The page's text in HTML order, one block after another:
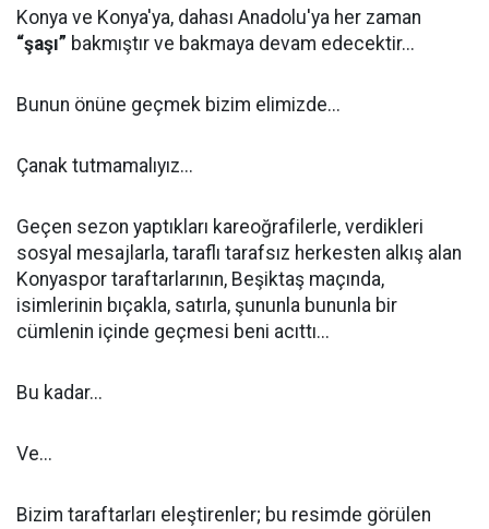
Konya ve Konya'ya, dahası Anadolu'ya her zaman
“şaşı” bakmıştır ve bakmaya devam edecektir...
Bunun önüne geçmek bizim elimizde...
Çanak tutmamalıyız...
Geçen sezon yaptıkları kareoğrafilerle, verdikleri
sosyal mesajlarla, taraflı tarafsız herkesten alkış alan
Konyaspor taraftarlarının, Beşiktaş maçında,
isimlerinin bıçakla, satırla, şununla bununla bir
cümlenin içinde geçmesi beni acıttı...
Bu kadar...
Ve...
Bizim taraftarları eleştirenler; bu resimde görülen